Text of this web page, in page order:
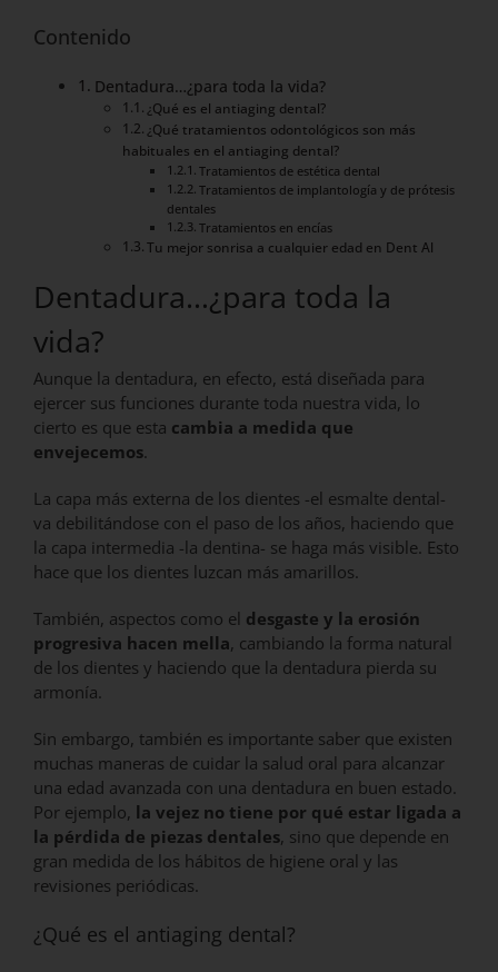
Contenido
Dentadura…¿para toda la vida?
¿Qué es el antiaging dental?
¿Qué tratamientos odontológicos son más
habituales en el antiaging dental?
Tratamientos de estética dental
Tratamientos de implantología y de prótesis
dentales
Tratamientos en encías
Tu mejor sonrisa a cualquier edad en Dent Al
Dentadura…¿para toda la
vida?
Aunque la dentadura, en efecto, está diseñada para
ejercer sus funciones durante toda nuestra vida, lo
cierto es que esta cambia a medida que
envejecemos.
La capa más externa de los dientes -el esmalte dental-
va debilitándose con el paso de los años, haciendo que
la capa intermedia -la dentina- se haga más visible. Esto
hace que los dientes luzcan más amarillos.
También, aspectos como el desgaste y la erosión
progresiva hacen mella, cambiando la forma natural
de los dientes y haciendo que la dentadura pierda su
armonía.
Sin embargo, también es importante saber que existen
muchas maneras de cuidar la salud oral para alcanzar
una edad avanzada con una dentadura en buen estado.
Por ejemplo, la vejez no tiene por qué estar ligada a
la pérdida de piezas dentales, sino que depende en
gran medida de los hábitos de higiene oral y las
revisiones periódicas.
¿Qué es el antiaging dental?